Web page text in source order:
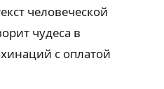
человеческой
чудеса в
с оплатой